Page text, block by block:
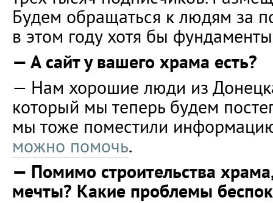
Будем обращаться к людям за
в этом году хотя бы
— А сайт у вашего храма есть?
— Нам хорошие люди из
который мы теперь будем
мы тоже поместили
можно помочь.
— Помимо строительства
мечты? Какие проблемы